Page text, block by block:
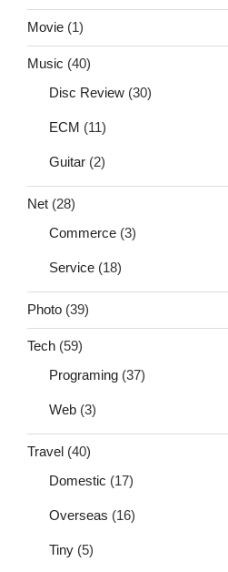
Movie (1)
Music (40)
Disc Review (30)
ECM (11)
Guitar (2)
Net (28)
Commerce (3)
Service (18)
Photo (39)
Tech (59)
Programing (37)
Web (3)
Travel (40)
Domestic (17)
Overseas (16)
Tiny (5)